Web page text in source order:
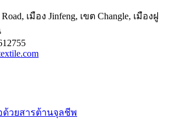
เมือง Jinfeng, เขต Changle, เมืองฝู